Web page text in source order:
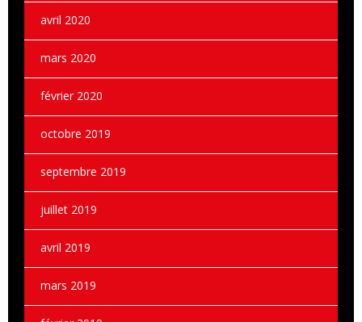
avril 2020
mars 2020
février 2020
octobre 2019
septembre 2019
juillet 2019
avril 2019
mars 2019